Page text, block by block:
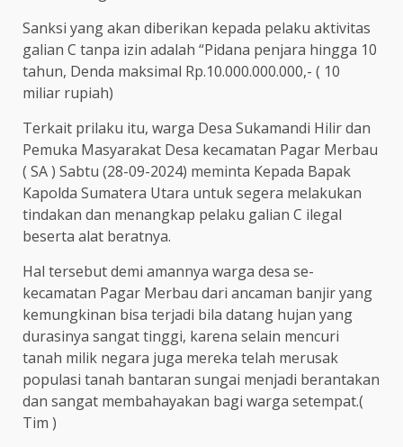
Sanksi yang akan diberikan kepada pelaku aktivitas
galian C tanpa izin adalah “Pidana penjara hingga 10
tahun, Denda maksimal Rp.10.000.000.000,- ( 10
miliar rupiah)
Terkait prilaku itu, warga Desa Sukamandi Hilir dan
Pemuka Masyarakat Desa kecamatan Pagar Merbau
( SA ) Sabtu (28-09-2024) meminta Kepada Bapak
Kapolda Sumatera Utara untuk segera melakukan
tindakan dan menangkap pelaku galian C ilegal
beserta alat beratnya.
Hal tersebut demi amannya warga desa se-
kecamatan Pagar Merbau dari ancaman banjir yang
kemungkinan bisa terjadi bila datang hujan yang
durasinya sangat tinggi, karena selain mencuri
tanah milik negara juga mereka telah merusak
populasi tanah bantaran sungai menjadi berantakan
dan sangat membahayakan bagi warga setempat.(
Tim )